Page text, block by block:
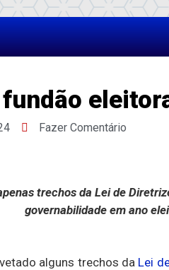
Fazer Comentário
trechos da Lei de
governabilidade em ano
alguns trechos da Lei